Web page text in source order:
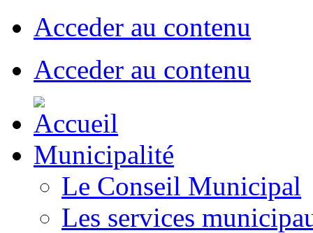
Acceder au contenu
Acceder au contenu
Municipalité
Le Conseil Municipal
Les services